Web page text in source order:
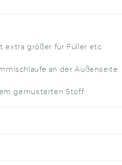
extra größer für Füller etc.
an der Außenseite
gemusterten Stoff